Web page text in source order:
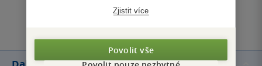
Přidat hodnocení
Zjistit více
Povolit vše